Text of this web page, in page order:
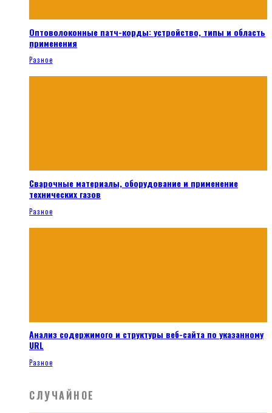
Оптоволоконные патч-корды: устройство, типы и область
применения
Разное
Сварочные материалы, оборудование и применение
технических газов
Разное
Анализ содержимого и структуры веб-сайта по указанному
URL
Разное
СЛУЧАЙНОЕ